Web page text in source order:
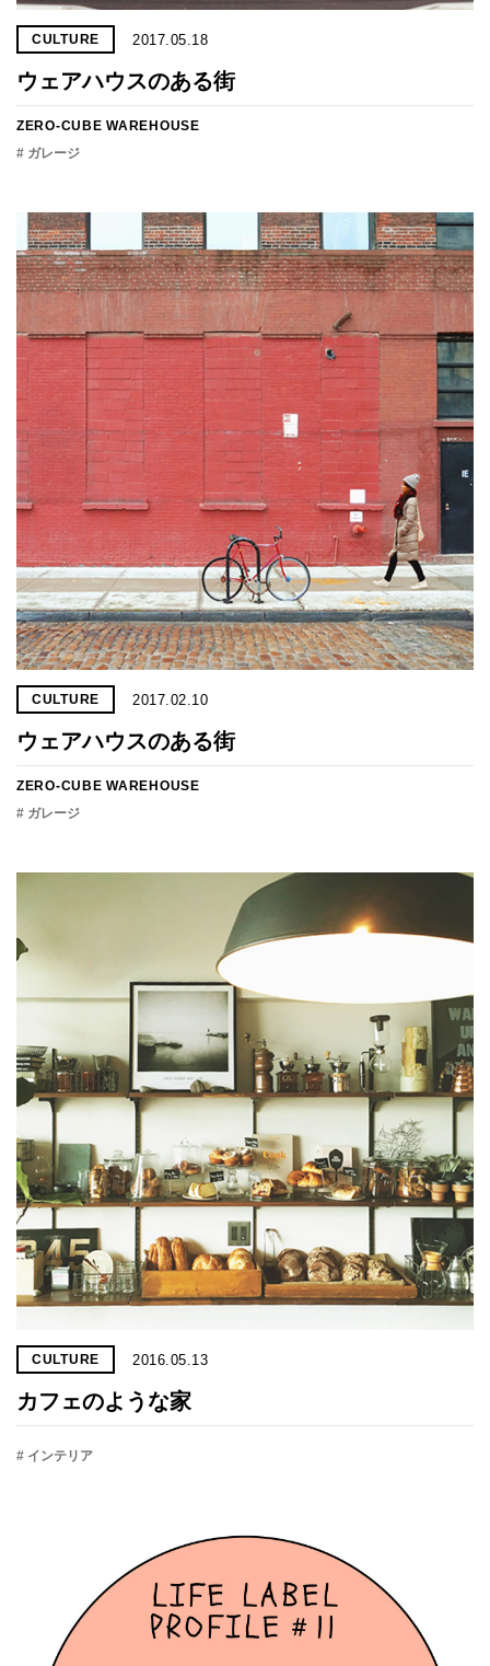
CULTURE 2017.05.18
ウェアハウスのある街
ZERO-CUBE WAREHOUSE
# ガレージ
CULTURE 2017.02.10
ウェアハウスのある街
ZERO-CUBE WAREHOUSE
# ガレージ
CULTURE 2016.05.13
カフェのような家
# インテリア